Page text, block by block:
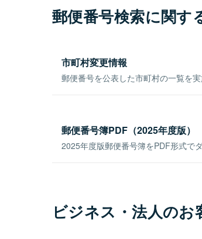
郵便番号検索に関す
市町村変更情報
郵便番号を公表した市町村の一覧を
郵便番号簿PDF（2025年度版）
2025年度版郵便番号簿をPDF形式で
ビジネス・法人のお